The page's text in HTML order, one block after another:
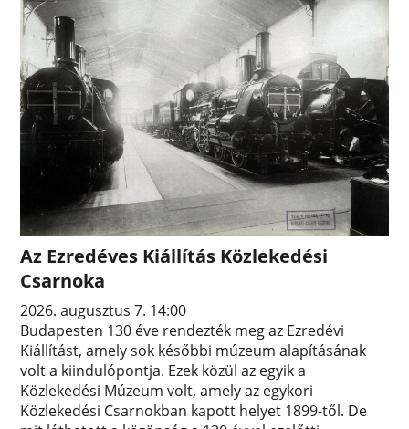
Az Ezredéves Kiállítás Közlekedési
Csarnoka
2026. augusztus 7. 14:00
Budapesten 130 éve rendezték meg az Ezredévi
Kiállítást, amely sok későbbi múzeum alapításának
volt a kiindulópontja. Ezek közül az egyik a
Közlekedési Múzeum volt, amely az egykori
Közlekedési Csarnokban kapott helyet 1899-től. De